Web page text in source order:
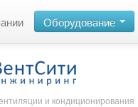
Оборудование
и кондиционирования